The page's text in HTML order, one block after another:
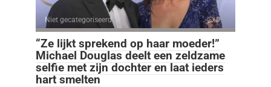
Niet gecategoriseerd 0
“Ze lijkt sprekend op haar moeder!”
Michael Douglas deelt een zeldzame
selfie met zijn dochter en laat ieders
hart smelten